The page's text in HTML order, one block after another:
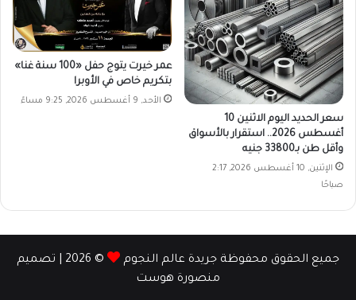
سعر الحديد اليوم الاثنين 10
أغسطس 2026.. استقرار بالأسواق
وأقل طن بـ33800 جنيه
الإثنين, 10 أغسطس 2026, 2:17
صباحًا
عمر خيرت يتوج حفل «100 سنة غنا»
بتكريم خاص في الأوبرا
الأحد, 9 أغسطس 2026, 9:25 مساءً
جميع الحقوق محفوظة جريدة عالم النجوم
© 2026 | تصميم
منصورة هوست